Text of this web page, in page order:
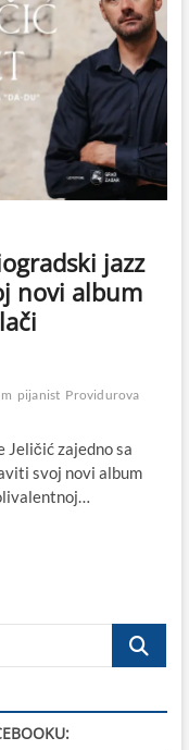
jazz
novi album
pijanist Providurova
zajedno sa
svoj novi album
Search